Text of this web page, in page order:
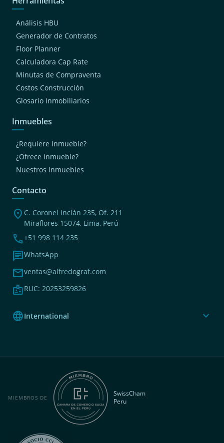
Análisis HBU
Generador de Contratos
Floor Planner
Calculadora Cap Rate
Minutas de Compraventa
Costos Construcción
Glosario Inmobiliarios
Inmuebles
¿Requiere Inmueble?
¿Ofrece Inmueble?
Nuestros Inmuebles
Contacto
location_on C. Coronel Inclán 235, Of. 211
Miraflores 15074, Lima, Perú
phone+51 998 114 235
chatWhatsApp
mailventas@alfredograf.com
badgeRUC: 20253259826
languageInternational expand_more
MIEMBROS DE
SwissCham
Peru